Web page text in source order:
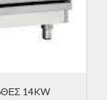
14KW